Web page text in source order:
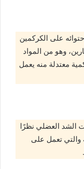
على الكركمين
وهو من المواد
معتدلة منه يعمل
الشد العضلي نظرًا
والتي تعمل على